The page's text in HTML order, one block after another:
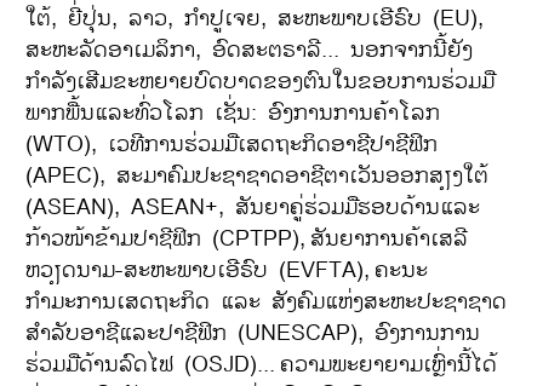
ໃຕ້, ຍີ່ປຸ່ນ, ລາວ, ກຳປູເຈຍ, ສະຫະພາບເອີຣົບ (EU),
ສະຫະລັດອາເມລິກາ, ອົດສະຕຣາລີ... ນອກຈາກນີ້ຍັງ
ກຳລັງເສີມຂະຫຍາຍບົດບາດຂອງຕົນໃນຂອບການຮ່ວມມື
ພາກພື້ນແລະທົ່ວໂລກ ເຊັ່ນ: ອົງການການຄ້າໂລກ
(WTO), ເວທີການຮ່ວມມືເສດຖະກິດອາຊີປາຊີຟິກ
(APEC), ສະມາຄົມປະຊາຊາດອາຊີຕາເວັນອອກສຽງໃຕ້
(ASEAN), ASEAN+, ສັນຍາຄູ່ຮ່ວມມືຮອບດ້ານແລະ
ກ້າວໜ້າຂ້າມປາຊີຟິກ (CPTPP), ສັນຍາການຄ້າເສລີ
ຫວຽດນາມ-ສະຫະພາບເອີຣົບ (EVFTA), ຄະນະ
ກຳມະການເສດຖະກິດ ແລະ ສັງຄົມແຫ່ງສະຫະປະຊາຊາດ
ສຳລັບອາຊີແລະປາຊີຟິກ (UNESCAP), ອົງການການ
ຮ່ວມມືດ້ານລົດໄຟ (OSJD)... ຄວາມພະຍາຍາມເຫຼົ່ານີ້ໄດ້